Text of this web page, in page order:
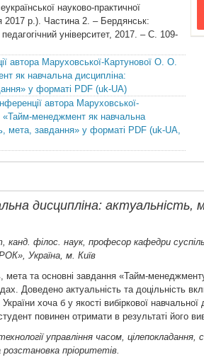
науково-практичної
2017 р.). Частина 2. – Бердянськ:
університет, 2017. – С. 109-
автора Маруховської-Картунової О. О.
як навчальна дисципліна:
у форматі PDF (uk-UA)
автора Маруховської-
менеджмент як навчальна
мета, завдання» у форматі PDF (uk-UA,
дисципліна: актуальність,
філос. наук, професор кафедри
Україна, м. Київ
мета та основні завдання «Тайм-
Доведено актуальність та доцільність
хоча б у якості вибіркової навчальної
повинен отримати в результаті його
управління часом, цілепокладання,
розстановка пріоритетів.